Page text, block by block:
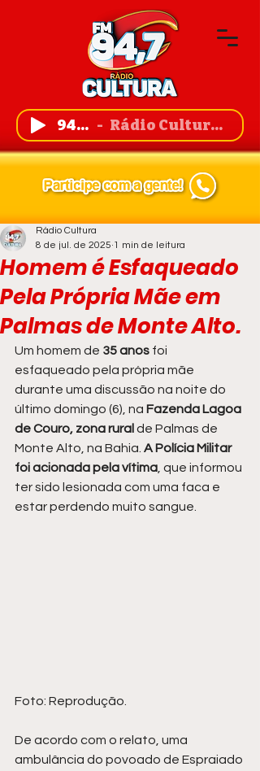
94,7 FM Rádio Cultura de Guanambi
Homem é Esfaqueado
Pela Própria Mãe em
Palmas de Monte Alto.
Rádio Cultura
8 de jul. de 2025 1 min de leitura
Um homem de 35 anos foi
esfaqueado pela própria mãe
durante uma discussão na noite do
último domingo (6), na Fazenda Lagoa
de Couro, zona rural de Palmas de
Monte Alto, na Bahia. A Polícia Militar
foi acionada pela vítima , que informou
ter sido lesionada com uma faca e
estar perdendo muito sangue.
Foto: Reprodução.
De acordo com o relato, uma
ambulância do povoado de Espraiado